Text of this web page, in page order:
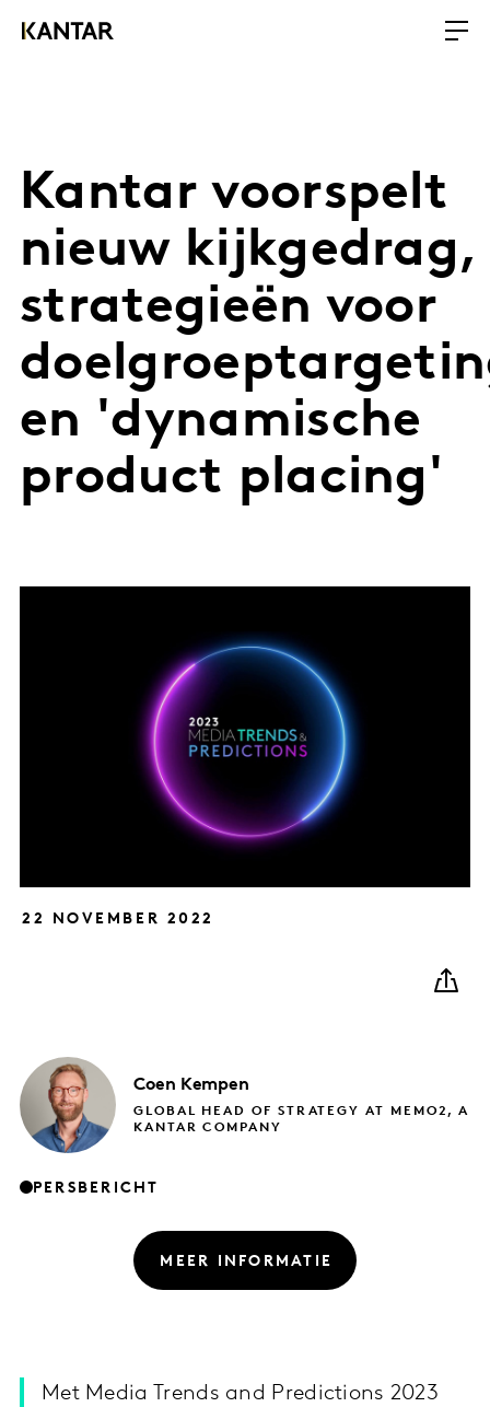
Kantar voorspelt
nieuw kijkgedrag,
strategieën voor
en 'dynamische
product placing'
22 NOVEMBER 2022
Coen Kempen
GLOBAL HEAD OF STRATEGY AT MEMO2, A
KANTAR COMPANY
PERSBERICHT
MEER INFORMATIE
Met Media Trends and Predictions 2023